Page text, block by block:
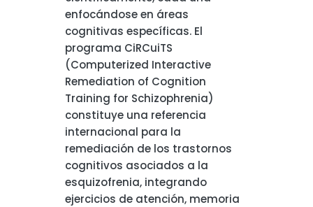
enfocándose en áreas
cognitivas específicas. El
programa CiRCuiTS
(Computerized Interactive
Remediation of Cognition
Training for Schizophrenia)
constituye una referencia
internacional para la
remediación de los trastornos
cognitivos asociados a la
esquizofrenia, integrando
ejercicios de atención, memoria